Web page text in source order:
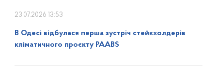
23.07.2026 13:53
В Одесі відбулася перша зустріч стейкхолдерів
кліматичного проєкту PAABS